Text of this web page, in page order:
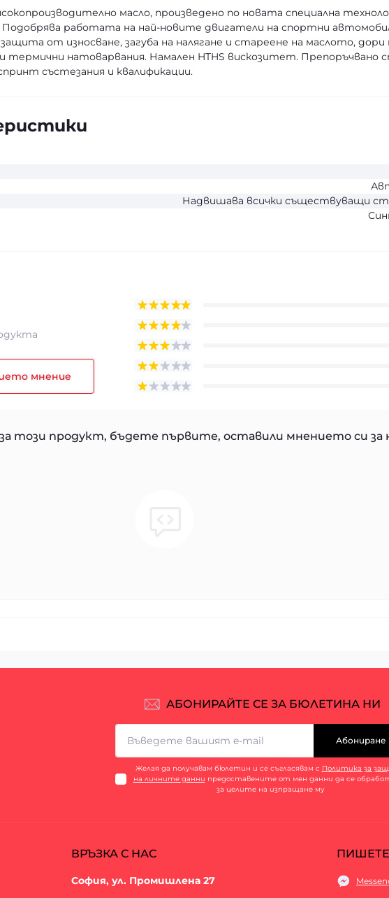
масло, произведено по новата специална
. Подобрява работата на най-новите двигатели на спортни
от износване, загуба на налягане и стареене на маслото, дори
термични натоварвания. Намален HTHS вискозитет. Препоръчвано
състезания и квалификации.
Надвишава всички съществуващи
мнение
този продукт, бъдете първите, оставили мнението си за
АБОНИРАЙТЕ СЕ ЗА БЮЛЕТИНА НИ
Абониране
Желая да получавам бюлетин и се съгласявам с Политика за
на личните данни предоставените от мен данни да се
за целите на изпращане му
ВРЪЗКА С НАС
София, ул. Промишлена 27